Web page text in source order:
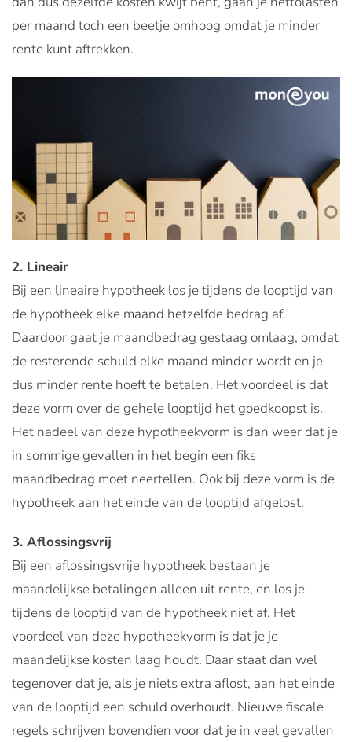
per maand toch een beetje omhoog omdat je minder
rente kunt aftrekken.
2. Lineair
Bij een lineaire hypotheek los je tijdens de looptijd van
de hypotheek elke maand hetzelfde bedrag af.
Daardoor gaat je maandbedrag gestaag omlaag, omdat
de resterende schuld elke maand minder wordt en je
dus minder rente hoeft te betalen. Het voordeel is dat
deze vorm over de gehele looptijd het goedkoopst is.
Het nadeel van deze hypotheekvorm is dan weer dat je
in sommige gevallen in het begin een fiks
maandbedrag moet neertellen. Ook bij deze vorm is de
hypotheek aan het einde van de looptijd afgelost.
3. Aflossingsvrij
Bij een aflossingsvrije hypotheek bestaan je
maandelijkse betalingen alleen uit rente, en los je
tijdens de looptijd van de hypotheek niet af. Het
voordeel van deze hypotheekvorm is dat je je
maandelijkse kosten laag houdt. Daar staat dan wel
tegenover dat je, als je niets extra aflost, aan het einde
van de looptijd een schuld overhoudt. Nieuwe fiscale
regels schrijven bovendien voor dat je in veel gevallen